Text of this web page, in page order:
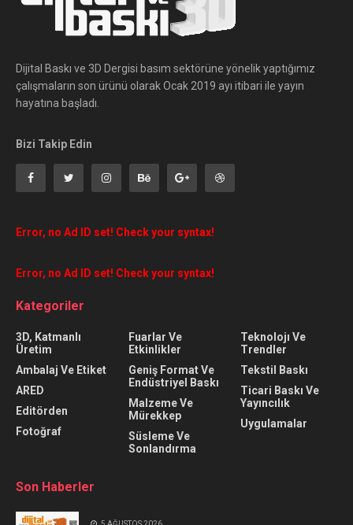
Dijital Baskı ve 3D Dergisi basım sektörüne yönelik yaptığımız
çalışmaların son ürünü olarak Ocak 2019 ayı itibari ile yayın
hayatına başladı.
Bizi Takip Edin
Error, no Ad ID set! Check your syntax!
Error, no Ad ID set! Check your syntax!
Kategoriler
3D, Katmanlı
Üretim
Ambalaj Ve Etiket
ARED
Editörden
Fotoğraf
Fuarlar Ve
Etkinlikler
Geniş Format Ve
Endüstriyel Baskı
Malzeme Ve
Mürekkep
Süsleme Ve
Sonlandırma
Teknolojı Ve
Trendler
Tekstil Baskı
Ticari Baskı Ve
Yayıncılık
Uygulamalar
Son Haberler